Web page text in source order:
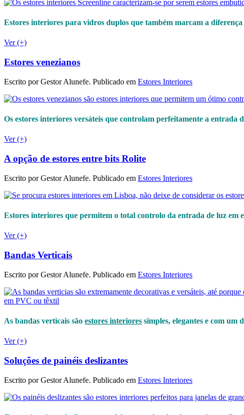
Estores interiores para vidros duplos que também marcam a diferença
Ver (+)
Estores venezianos
Escrito por Gestor Alunefe. Publicado em Estores Interiores
Os estores interiores versáteis que controlam perfeitamente a entrada
Ver (+)
A opção de estores entre bits Rolite
Escrito por Gestor Alunefe. Publicado em Estores Interiores
Estores interiores que permitem o total controlo da entrada de luz em
Ver (+)
Bandas Verticais
Escrito por Gestor Alunefe. Publicado em Estores Interiores
As bandas verticais são estores interiores simples, elegantes e com um
Ver (+)
Soluções de painéis deslizantes
Escrito por Gestor Alunefe. Publicado em Estores Interiores